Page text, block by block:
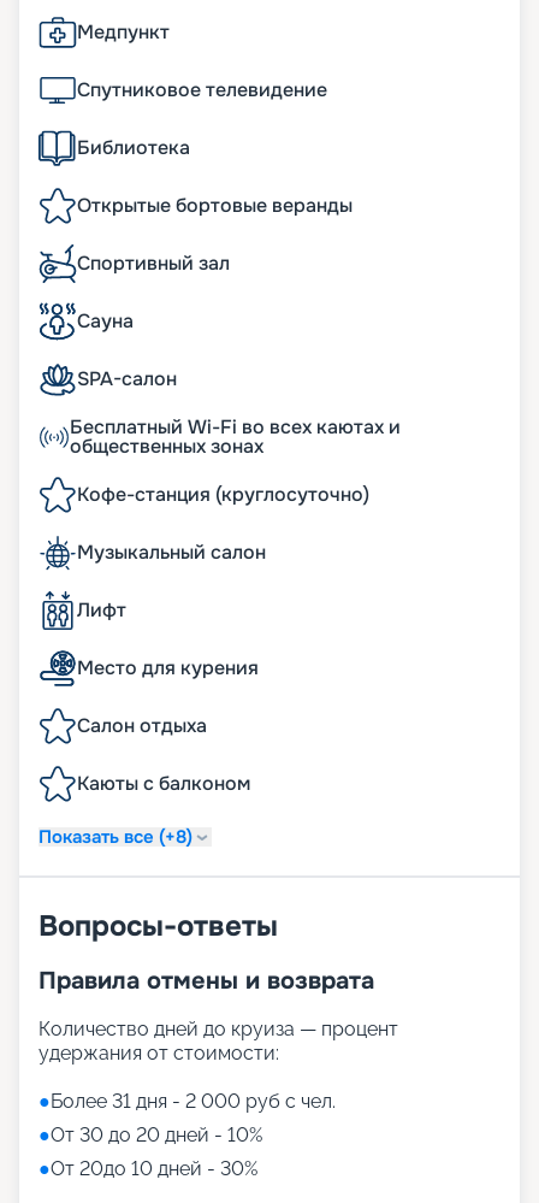
Медпункт
Спутниковое телевидение
Библиотека
Открытые бортовые веранды
Спортивный зал
Сауна
SPA-салон
Бесплатный Wi-Fi во всех каютах и
общественных зонах
Кофе-станция (круглосуточно)
Музыкальный салон
Лифт
Место для курения
Салон отдыха
Каюты с балконом
Показать все (+8)
Вопросы-ответы
Правила отмены и возврата
Количество дней до круиза — процент
удержания от стоимости:
●Более 31 дня - 2 000 руб с чел.
●От 30 до 20 дней - 10%
●От 20до 10 дней - 30%